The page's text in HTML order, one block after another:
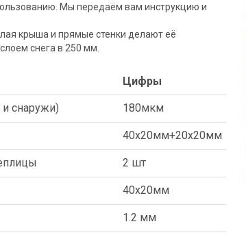
Мы передаём вам инструкцию и
крыша и прямые стенки делают её
снега в 250 мм.
Цифры
и снаружи) 180мкм
40х20мм+20х20мм
2 шт
40х20мм
1.2 мм